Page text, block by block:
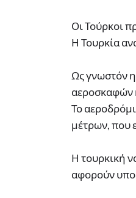
Οι Τούρκοι
Η Τουρκία
Ως γνωστόν
αεροσκαφών
Το
μέτρων, που
Η τουρκική
αφορούν